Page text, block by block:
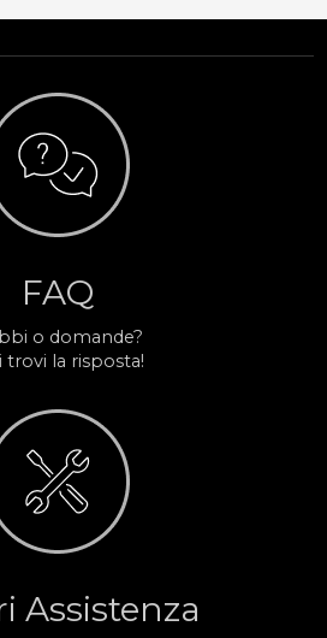
FAQ
o domande?
trovi la risposta!
Assistenza